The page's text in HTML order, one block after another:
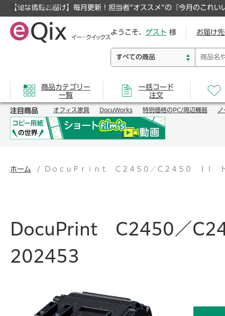
【旬な情報お届け】毎月更新！担当者”オススメ”の『今月のこれい
のオフィス通販サイト
ようこそ、 ゲスト 様 お届け
商品カテゴリー
一覧
一括コード
注文
注目商品 オフィス家具 DocuWorks 特別価格のPC/周辺機器 ノ
ホーム ＤｏｃｕＰｒｉｎｔ Ｃ２４５０／Ｃ２４５０ ＩＩ
DocuPrint C2450／
202453